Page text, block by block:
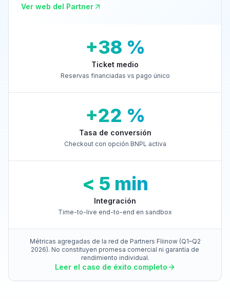
Ver web del Partner
+38 %
Ticket medio
Reservas financiadas vs pago único
+22 %
Tasa de conversión
Checkout con opción BNPL activa
< 5 min
Integración
Time-to-live end-to-end en sandbox
Métricas agregadas de la red de Partners Fliinow (Q1–Q2
2026). No constituyen promesa comercial ni garantía de
rendimiento individual.
Leer el caso de éxito completo